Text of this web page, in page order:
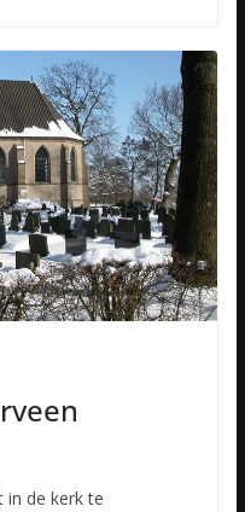
in de kerk te